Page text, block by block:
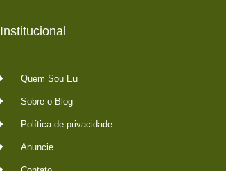
Institucional
Quem Sou Eu
Sobre o Blog
Política de privacidade
Anuncie